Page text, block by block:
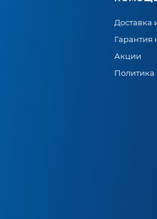
Доставка
Гарантия
Акции
Политика